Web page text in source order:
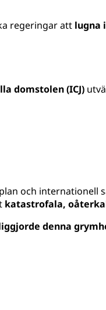
regeringar att lugna
domstolen (ICJ)
och internationell
katastrofala,
denna